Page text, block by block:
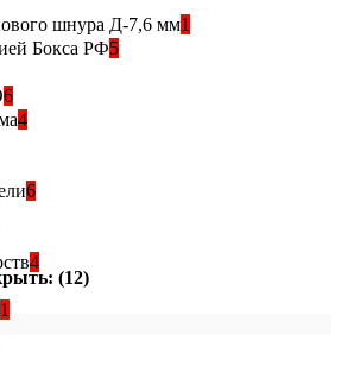
шнура Д-7,6 мм1
Бокса РФ5
6
4
6
4
1
(12)